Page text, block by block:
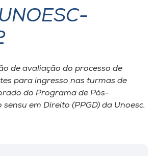
de avaliação do processo de
para ingresso nas turmas de
do Programa de Pós-
em Direito (PPGD) da Unoesc.